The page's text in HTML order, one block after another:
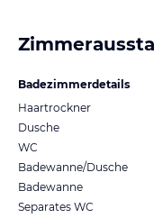
Badezimmerdetails
Haartrockner
Dusche
WC
Badewanne/Dusche
Badewanne
Separates WC